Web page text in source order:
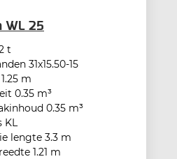
WL 25
t
31x15.50-15
m
0.35 m³
0.35 m³
KL
lengte 3.3 m
1.21 m